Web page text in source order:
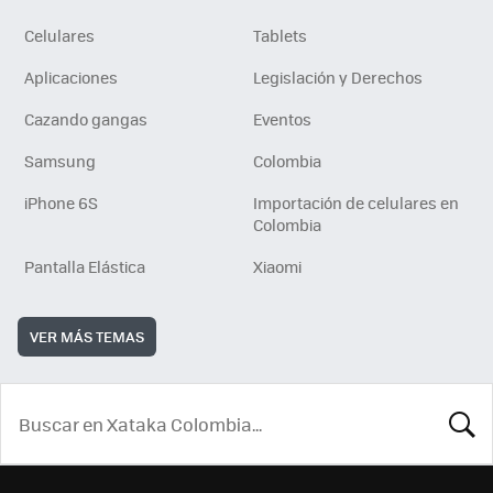
Celulares
Tablets
Aplicaciones
Legislación y Derechos
Cazando gangas
Eventos
Samsung
Colombia
iPhone 6S
Importación de celulares en
Colombia
Pantalla Elástica
Xiaomi
VER MÁS TEMAS